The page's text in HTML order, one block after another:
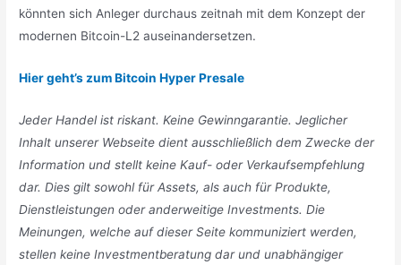
könnten sich Anleger durchaus zeitnah mit dem Konzept der
modernen Bitcoin-L2 auseinandersetzen.
Hier geht’s zum Bitcoin Hyper Presale
Jeder Handel ist riskant. Keine Gewinngarantie. Jeglicher
Inhalt unserer Webseite dient ausschließlich dem Zwecke der
Information und stellt keine Kauf- oder Verkaufsempfehlung
dar. Dies gilt sowohl für Assets, als auch für Produkte,
Dienstleistungen oder anderweitige Investments. Die
Meinungen, welche auf dieser Seite kommuniziert werden,
stellen keine Investmentberatung dar und unabhängiger